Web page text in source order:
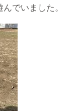
でいました。